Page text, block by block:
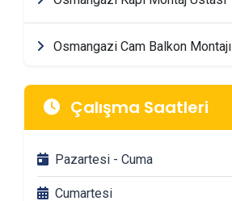
Osmangazi Cam Balkon Montajı
Osmangazi Banyo Tadilatı
Çalışma Saatleri
Pazartesi - Cuma
Cumartesi